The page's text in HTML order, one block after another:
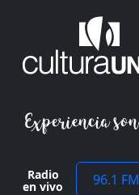
Radio
en vivo 96.1 FM